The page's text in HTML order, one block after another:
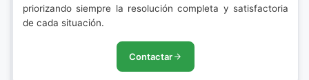
priorizando siempre la resolución completa y satisfactoria
de cada situación.
Contactar